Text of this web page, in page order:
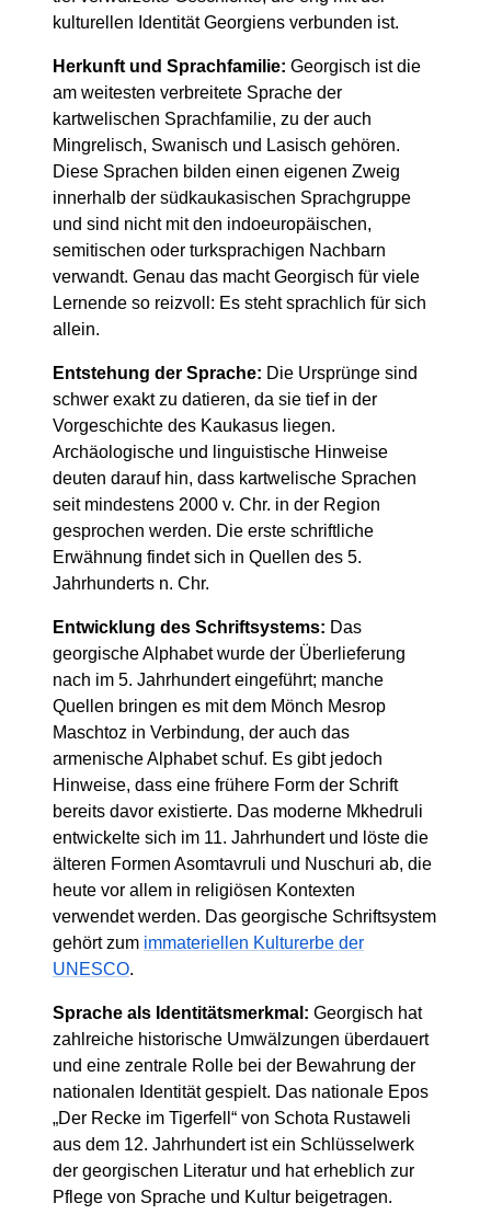
kulturellen Identität Georgiens verbunden ist.
Herkunft und Sprachfamilie: Georgisch ist die
am weitesten verbreitete Sprache der
kartwelischen Sprachfamilie, zu der auch
Mingrelisch, Swanisch und Lasisch gehören.
Diese Sprachen bilden einen eigenen Zweig
innerhalb der südkaukasischen Sprachgruppe
und sind nicht mit den indoeuropäischen,
semitischen oder turksprachigen Nachbarn
verwandt. Genau das macht Georgisch für viele
Lernende so reizvoll: Es steht sprachlich für sich
allein.
Entstehung der Sprache: Die Ursprünge sind
schwer exakt zu datieren, da sie tief in der
Vorgeschichte des Kaukasus liegen.
Archäologische und linguistische Hinweise
deuten darauf hin, dass kartwelische Sprachen
seit mindestens 2000 v. Chr. in der Region
gesprochen werden. Die erste schriftliche
Erwähnung findet sich in Quellen des 5.
Jahrhunderts n. Chr.
Entwicklung des Schriftsystems: Das
georgische Alphabet wurde der Überlieferung
nach im 5. Jahrhundert eingeführt; manche
Quellen bringen es mit dem Mönch Mesrop
Maschtoz in Verbindung, der auch das
armenische Alphabet schuf. Es gibt jedoch
Hinweise, dass eine frühere Form der Schrift
bereits davor existierte. Das moderne Mkhedruli
entwickelte sich im 11. Jahrhundert und löste die
älteren Formen Asomtavruli und Nuschuri ab, die
heute vor allem in religiösen Kontexten
verwendet werden. Das georgische Schriftsystem
gehört zum immateriellen Kulturerbe der
UNESCO.
Sprache als Identitätsmerkmal: Georgisch hat
zahlreiche historische Umwälzungen überdauert
und eine zentrale Rolle bei der Bewahrung der
nationalen Identität gespielt. Das nationale Epos
„Der Recke im Tigerfell“ von Schota Rustaweli
aus dem 12. Jahrhundert ist ein Schlüsselwerk
der georgischen Literatur und hat erheblich zur
Pflege von Sprache und Kultur beigetragen.